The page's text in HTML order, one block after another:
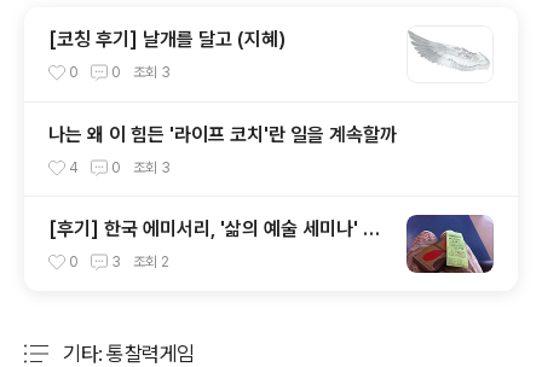
[코칭 후기] 날개를 달고 (지혜)
0 0 조회 3
나는 왜 이 힘든 '라이프 코치'란 일을 계속할까
4 0 조회 3
[후기] 한국 에미서리, '삶의 예술 세미나' 를
참여하고 ('13.5.16-5.20)
0 3 조회 2
기타: 통찰력게임